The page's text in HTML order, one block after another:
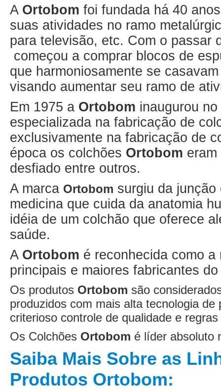
A Ortobom foi fundada há 40
suas atividades no ramo
para televisão, etc. Com o passar
começou a comprar blocos de
que harmoniosamente se
visando aumentar seu ramo de
Em 1975 a Ortobom inaugurou
especializada na fabricação de
exclusivamente na fabricação de
época os colchões Ortobom
desfiado entre outros.
A marca Ortobom surgiu da
medicina que cuida da anatomia
idéia de um colchão que oferece
saúde.
A Ortobom é reconhecida como
principais e maiores fabricantes
Os produtos Ortobom são
produzidos com mais alta tecnologia
criterioso controle de qualidade e
Os Colchões Ortobom é líder absoluto
Saiba Mais Sobre as
Produtos Ortobom: